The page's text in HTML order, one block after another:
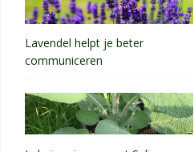
Lavendel helpt je beter
communiceren